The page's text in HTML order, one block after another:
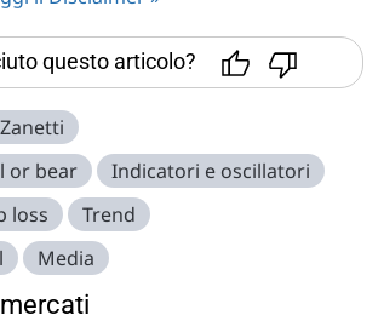
questo articolo?
or bear
Indicatori e oscillatori
loss Trend
Media